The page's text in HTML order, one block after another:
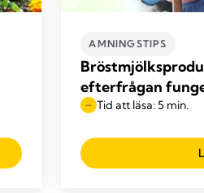
AMNINGSTIPS
efterfrågan
Tid att läsa: 5 min.